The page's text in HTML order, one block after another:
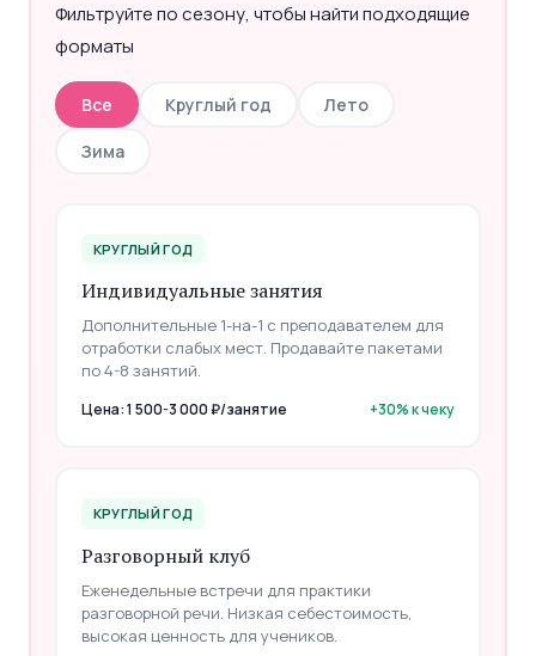
Фильтруйте по сезону, чтобы найти подходящие
форматы
Все Круглый год Лето
Зима
КРУГЛЫЙ ГОД
Индивидуальные занятия
Дополнительные 1-на-1 с преподавателем для
отработки слабых мест. Продавайте пакетами
по 4-8 занятий.
Цена: 1 500-3 000 ₽/занятие +30% к чеку
КРУГЛЫЙ ГОД
Разговорный клуб
Еженедельные встречи для практики
разговорной речи. Низкая себестоимость,
высокая ценность для учеников.